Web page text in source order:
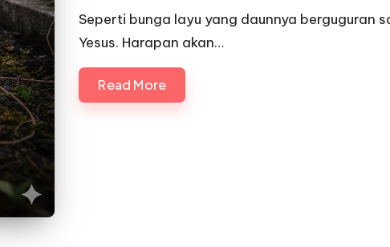
by
Seperti bunga layu yang daunnya berguguran
Yesus. Harapan akan…
Read More